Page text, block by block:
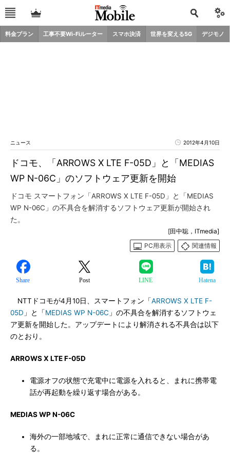
料金プラン 工事不要Wi-Fiルーター スマホ決済 世界を変える5G デジモノ
ニュース 2012年4月10日
ドコモ、「ARROWS X LTE F-05D」と「MEDIAS
WP N-06C」のソフトウェア更新を開始
ドコモ スマートフォン「ARROWS X LTE F-05D」と「MEDIAS
WP N-06C」の不具合を解消するソフトウェア更新が開始され
た。
[田中聡，ITmedia]
PC用表示
関連情報
Share Post LINE Hatena
NTTドコモが4月10日、スマートフォン「ARROWS X LTE F-
05D 」と「MEDIAS WP N-06C 」の不具合を解消するソフトウェ
ア更新を開始した。アップデートにより解消される不具合は以下
のとおり。
ARROWS X LTE F-05D
電源オフの状態で充電中に電源を入れると、まれに携帯電
話が再起動を繰り返す場合がある。
MEDIAS WP N-06C
海外の一部地域で、まれに正常に通信できない場合があ
る。